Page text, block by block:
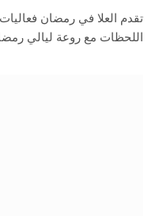
تقدم العلا في رمضان
اللحظات مع روعة ليالي